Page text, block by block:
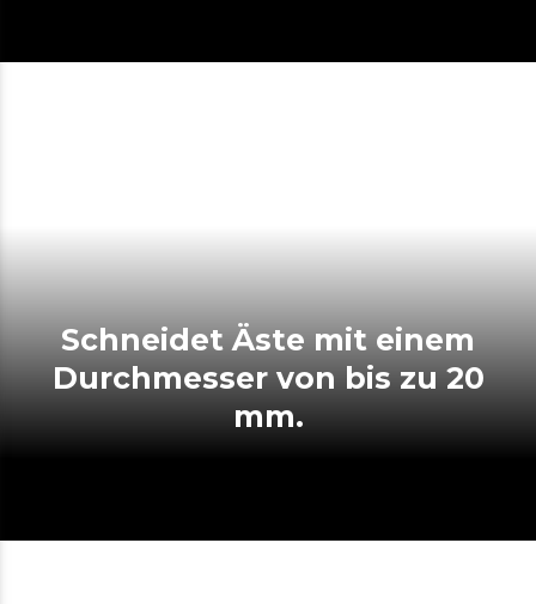
Schneidet Äste mit einem
Durchmesser von bis zu 20
mm.